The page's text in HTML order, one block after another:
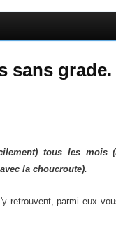
sans grade.
tous les mois
la choucroute).
retrouvent, parmi eux